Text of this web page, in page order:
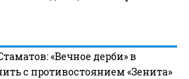
«Вечное дерби» в
с противостоянием «Зенита»